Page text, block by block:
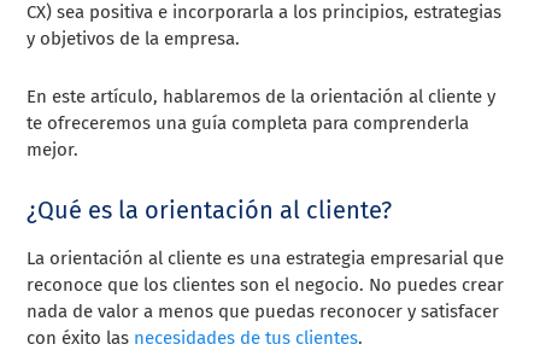
CX) sea positiva e incorporarla a los principios, estrategias
y objetivos de la empresa.
En este artículo, hablaremos de la orientación al cliente y
te ofreceremos una guía completa para comprenderla
mejor.
¿Qué es la orientación al cliente?
La orientación al cliente es una estrategia empresarial que
reconoce que los clientes son el negocio. No puedes crear
nada de valor a menos que puedas reconocer y satisfacer
con éxito las necesidades de tus clientes.